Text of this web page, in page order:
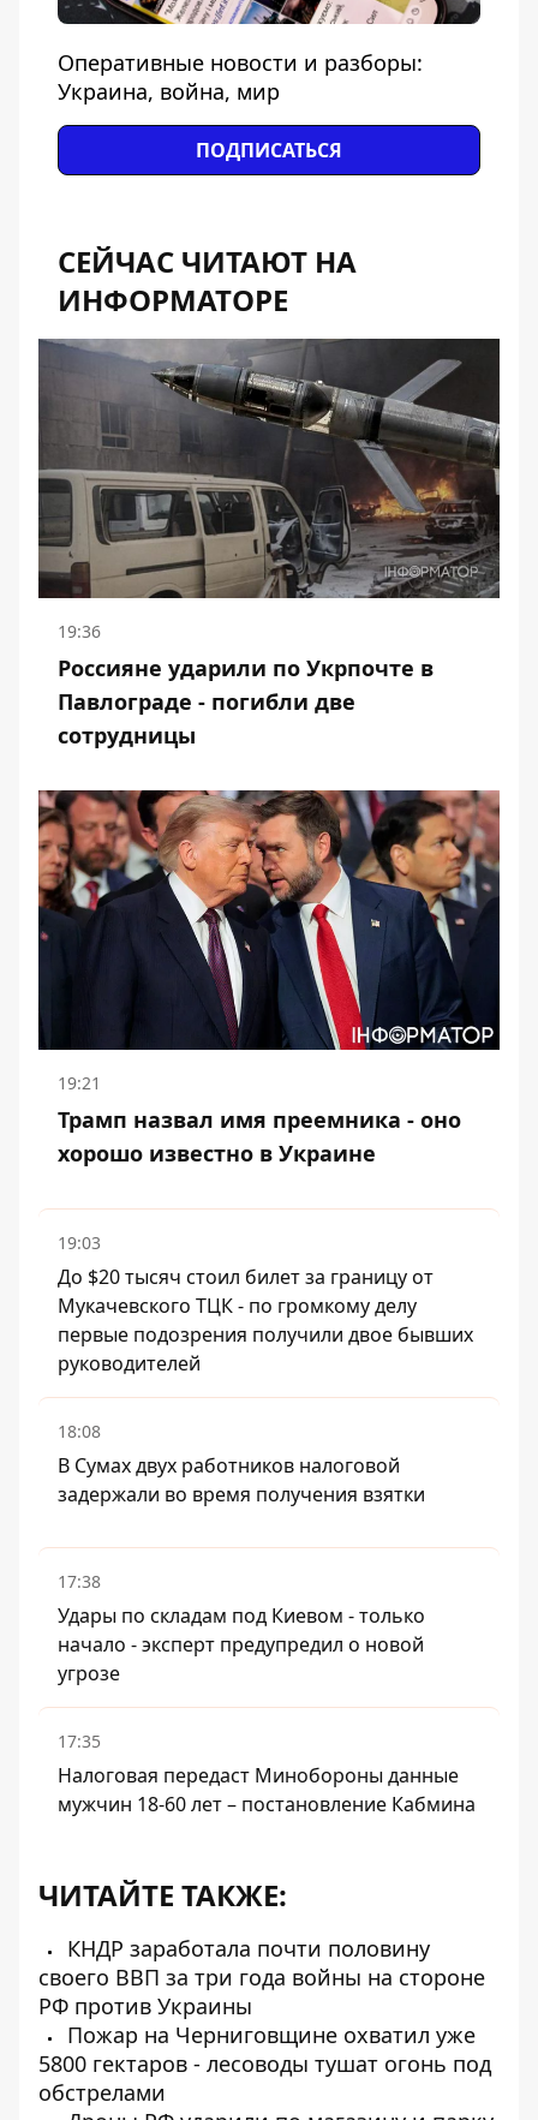
Оперативные новости и разборы:
Украина, война, мир
ПОДПИСАТЬСЯ
СЕЙЧАС ЧИТАЮТ НА
ИНФОРМАТОРЕ
19:36
Россияне ударили по Укрпочте в
Павлограде - погибли две
сотрудницы
19:21
Трамп назвал имя преемника - оно
хорошо известно в Украине
19:03
До $20 тысяч стоил билет за границу от
Мукачевского ТЦК - по громкому делу
первые подозрения получили двое бывших
руководителей
18:08
В Сумах двух работников налоговой
задержали во время получения взятки
17:38
Удары по складам под Киевом - только
начало - эксперт предупредил о новой
угрозе
17:35
Налоговая передаст Минобороны данные
мужчин 18-60 лет – постановление Кабмина
ЧИТАЙТЕ ТАКЖЕ:
КНДР заработала почти половину
своего ВВП за три года войны на стороне
РФ против Украины
Пожар на Черниговщине охватил уже
5800 гектаров - лесоводы тушат огонь под
обстрелами